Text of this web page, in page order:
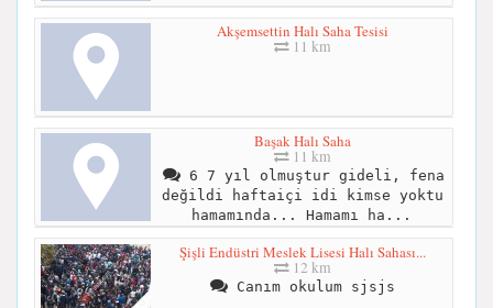
Akşemsettin Halı Saha Tesisi
11 km
Başak Halı Saha
11 km
6 7 yıl olmuştur gideli, fena
değildi haftaiçi idi kimse yoktu
hamamında... Hamamı ha...
Şişli Endüstri Meslek Lisesi Halı Sahası...
12 km
Canım okulum sjsjs